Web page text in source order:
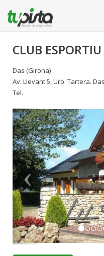
CLUB
Das (Girona)
Av. Llevant 5, Urb. Tartera. Das
Tel.
Anterior